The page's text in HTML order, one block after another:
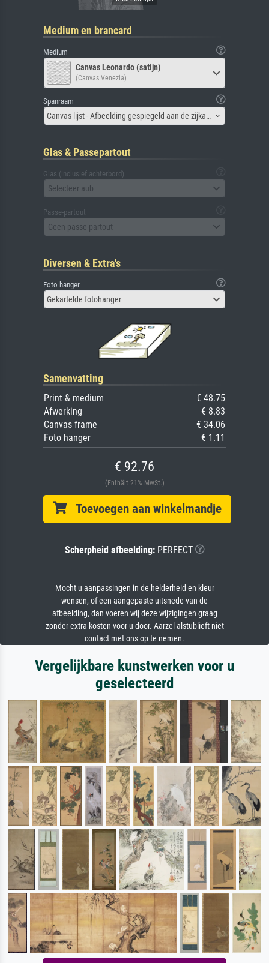
Medium en brancard
Medium
Canvas Leonardo (satijn)
(Canvas Venezia)
Spanraam
Canvas lijst - Afbeelding gespiegeld aan de zijkant
Glas & Passepartout
Glas (inclusief achterbord)
Selecteer aub
Passe-partout
Geen passe-partout
Diversen & Extra's
Foto hanger
Gekartelde fotohanger
Samenvatting
Print & medium
€ 48.75
Afwerking
€ 8.83
Canvas frame
€ 34.06
Foto hanger
€ 1.11
€ 92.76
(Enthält 21% MwSt.)
Toevoegen aan winkelmandje
Scherpheid afbeelding:PERFECT
Mocht u aanpassingen in de helderheid en kleur
wensen, of een aangepaste uitsnede van de
afbeelding, dan voeren wij deze wijzigingen graag
zonder extra kosten voor u door. Aarzel alstublieft niet
contact met ons op te nemen.
Vergelijkbare kunstwerken voor u
geselecteerd